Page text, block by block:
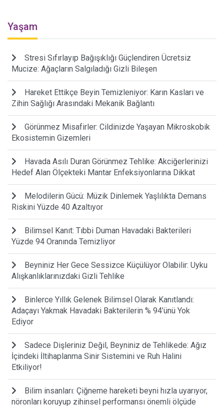
Yaşam
Stresi Sıfırlayıp Bağışıklığı Güçlendiren Ücretsiz
Mucize: Ağaçların Salgıladığı Gizli Bileşen
Hareket Ettikçe Beyin Temizleniyor: Karın Kasları ve
Zihin Sağlığı Arasındaki Mekanik Bağlantı
Görünmez Misafirler: Cildinizde Yaşayan Mikroskobik
Ekosistemin Gizemleri
Havada Asılı Duran Görünmez Tehlike: Akciğerlerinizi
Hedef Alan Ölçekteki Mantar Enfeksiyonlarına Dikkat
Melodilerin Gücü: Müzik Dinlemek Yaşlılıkta Demans
Riskini Yüzde 40 Azaltıyor
Bilimsel Kanıt: Tıbbi Duman Havadaki Bakterileri
Yüzde 94 Oranında Temizliyor
Beyniniz Her Gece Sessizce Küçülüyor Olabilir: Uyku
Alışkanlıklarınızdaki Gizli Tehlike
Binlerce Yıllık Gelenek Bilimsel Olarak Kanıtlandı:
Adaçayı Yakmak Havadaki Bakterilerin % 94’ünü Yok
Ediyor
Sadece Dişleriniz Değil, Beyniniz de Tehlikede: Ağız
İçindeki İltihaplanma Sinir Sistemini ve Ruh Halini
Etkiliyor!
Bilim insanları: Çiğneme hareketi beyni hızla uyarıyor,
nöronları koruyup zihinsel performansı önemli ölçüde